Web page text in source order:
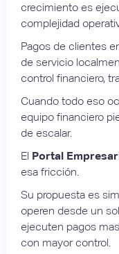
crecimiento es
complejidad
Pagos de clientes
de servicio
control financiero,
Cuando todo eso
equipo financiero
de escalar.
El Portal
esa fricción.
Su propuesta es
operen desde un
ejecuten pagos
con mayor control.